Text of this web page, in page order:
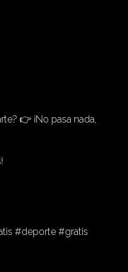
👉 ¡No pasa nada,
#deporte #gratis